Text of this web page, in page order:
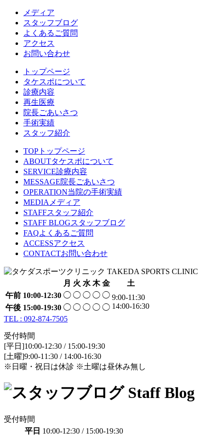
メディア
スタッフブログ
よくあるご質問
アクセス
お問い合わせ
トップページ
タケスポについて
診療内容
再生医療
院長ごあいさつ
手術実績
スタッフ紹介
TOP トップページ
ABOUTタケスポについて
SERVICE診療内容
MESSAGE院長ごあいさつ
OPERATION当院の手術実績
MEDIA メディア
STAFFスタッフ紹介
STAFF BLOGスタッフブログ
FAQよくあるご質問
ACCESSアクセス
CONTACTお問い合わせ
月 火 水 木 金
土
午前 10:00-12:30 ◯ ◯ ◯ ◯ ◯ 9:00-11:30
14:00-16:30
午後 15:00-19:30 ◯ ◯ ◯ ◯ ◯
TEL : 092-874-7505
受付時間
[平日]10:00-12:30 / 15:00-19:30
[土曜]9:00-11:30 / 14:00-16:30
※日曜・祝日は休診 ※土曜は昼休み無し
受付時間
平日 10:00-12:30 / 15:00-19:30